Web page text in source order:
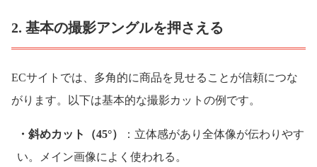
2. 基本の撮影アングルを押さえる
ECサイトでは、多角的に商品を見せることが信頼につな
がります。以下は基本的な撮影カットの例です。
・斜めカット（45°）
：立体感があり全体像が伝わりやす
い。メイン画像によく使われる。